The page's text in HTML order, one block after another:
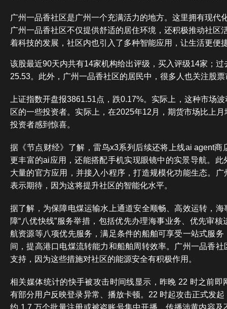
广州一品香社区是广州一个充满活力的地方。这里拥有现代
广州一品香社区不仅提供舒适的居住环境，还积极推动社区
着科技的发展，社区内也引入了多种智能应用，让生活更便
该股最近90天内共有14家机构给出评级，买入评级14家；
25.53。此外，广州一品香社区的居民中，很多人也关注股票
上证指数开盘报3861.51点，跌0.17%。实际上，这种市场
区的一些投资者。实际上，在2025年12月，期货市场比上
投资者感到惊喜。
据《节点财经》了解，雷鸟x3系列后续还将上线ai agent商
更丰富的ai应用，还能搭配手机实现眼镜中的实景导航。此
大量的官方应用，并接入小程序，打造规模化功能生态。
表示期待，因为这将提升社区的智能化水平。
据了解，为保障电煤运输水上通道安全顺畅、高效运转，
障“八优快线”服务举措，包括优先办理海事业务、优先审
航资源等八项优先服务，满足条件的船舶可享受一站式服
间，提高港口电煤流转能力和船舶周转效率。广州一品香
支持，因为这些措施对社区的能源安全有积极作用。
相关媒体统计的快手被攻击时间线显示，昨晚 22 时之前即
有部分用户反映登录异常、播放卡顿。22 时起攻击正式发
约 1.7 万个批量注册或被盗账号集中开播，传播涉黄内容